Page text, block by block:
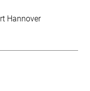
Hannover